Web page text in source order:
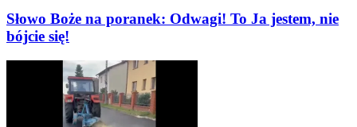
Słowo Boże na poranek: Odwagi! To Ja jestem, nie
bójcie się!